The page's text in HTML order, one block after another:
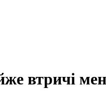
втричі